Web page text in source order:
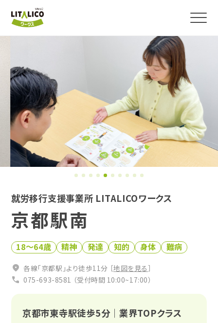
よくわかる！就労移行支援
サービス紹介
障害のある方の就職事例
事業所を探す
お役立ちコラム・イベント
お役立ち仕事コラム
相談会・イベントに参加する
0120-951-712
受付時間 平日10:00〜17:00
無料
就労移行支援事業所 LITALICOワークス
京都駅南
18〜64歳 精神 発達 知的 身体 難病
各線「京都駅」より徒歩11分 ［地図を見る］
075-693-8581 （受付時間 10:00~17:00）
京都市東寺駅徒歩5分｜業界TOPクラス